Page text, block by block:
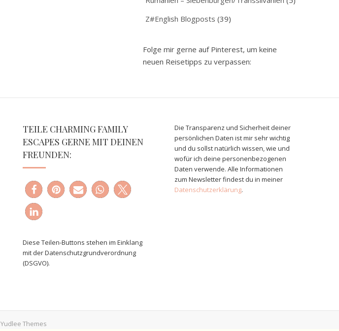
Z#English Blogposts (39)
Folge mir gerne auf Pinterest, um keine
neuen Reisetipps zu verpassen:
TEILE CHARMING FAMILY
ESCAPES GERNE MIT DEINEN
FREUNDEN:
Diese Teilen-Buttons stehen im Einklang
mit der Datenschutzgrundverordnung
(DSGVO).
Die Transparenz und Sicherheit deiner
persönlichen Daten ist mir sehr wichtig
und du sollst natürlich wissen, wie und
wofür ich deine personenbezogenen
Daten verwende. Alle Informationen
zum Newsletter findest du in meiner
Datenschutzerklärung.
Yudlee Themes